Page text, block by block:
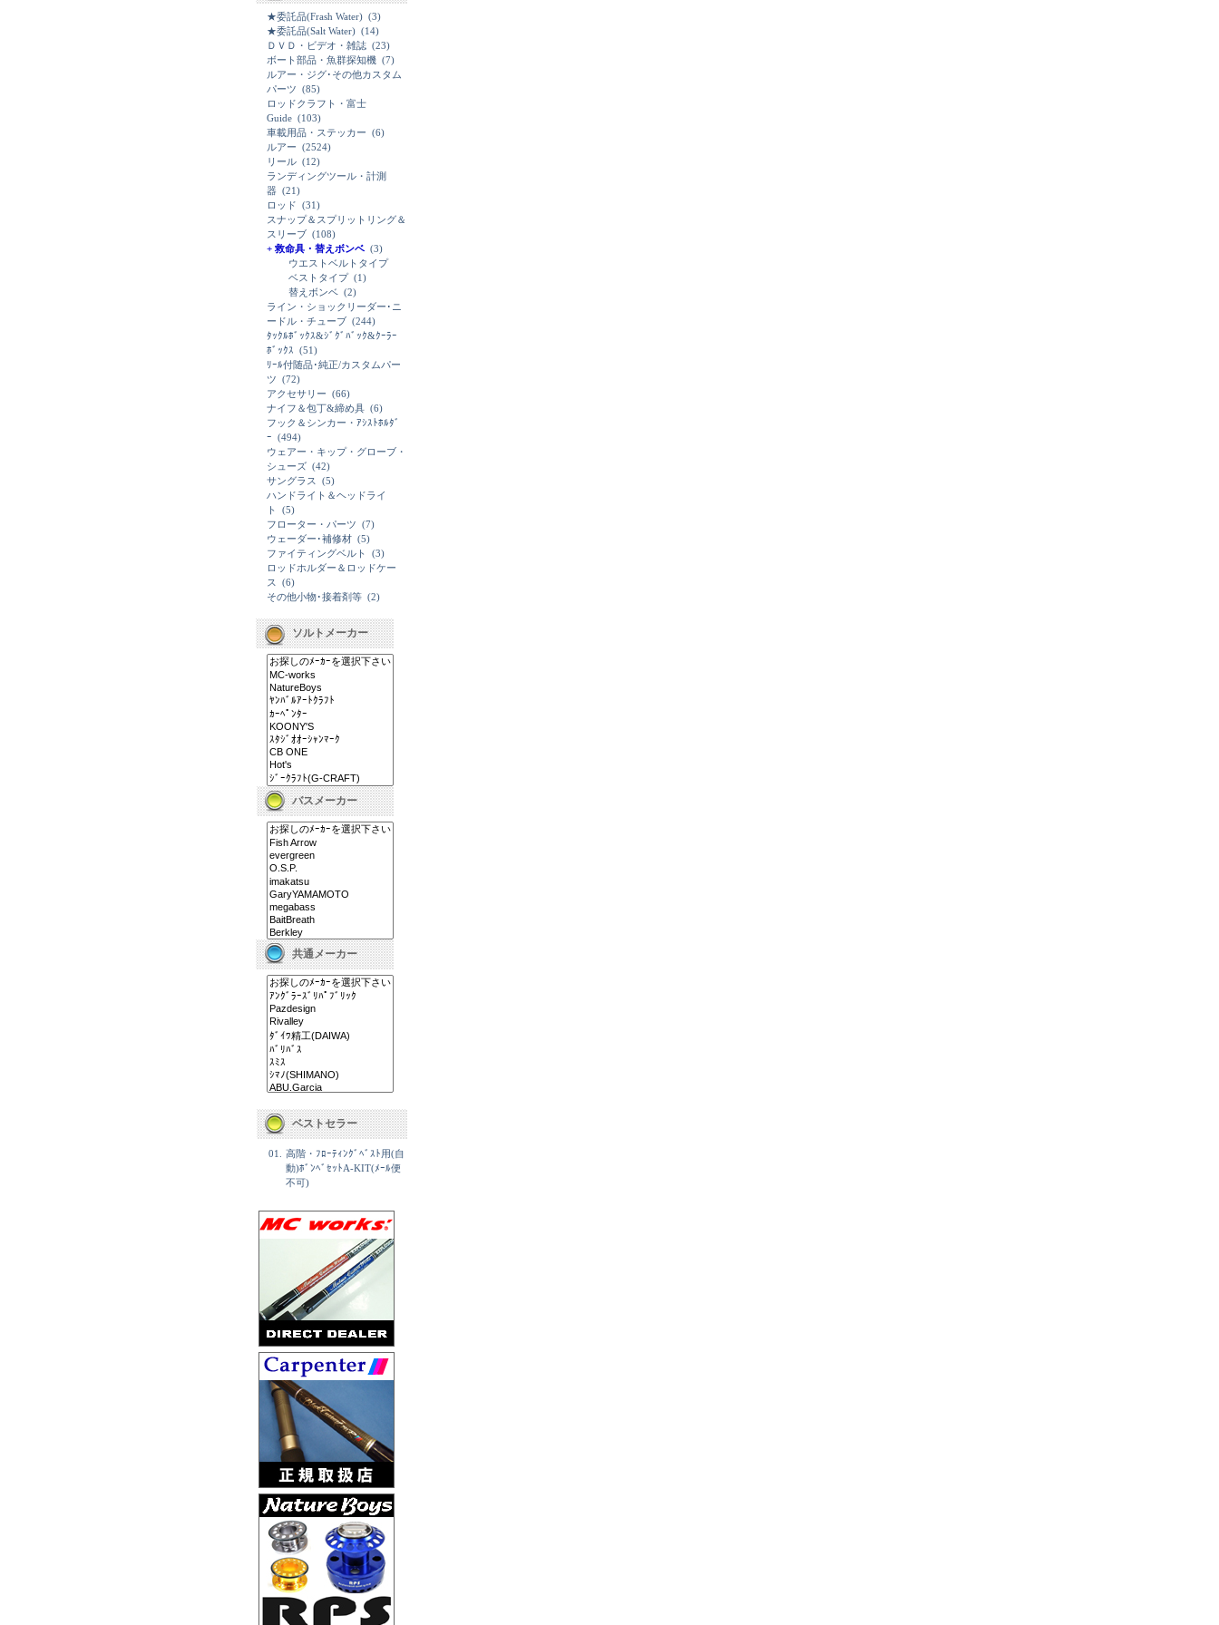
★委託品(Frash Water) (3)
★委託品(Salt Water) (14)
ＤＶＤ・ビデオ・雑誌 (23)
ボート部品・魚群探知機 (7)
ルアー・ジグ･その他カスタム
パーツ (85)
ロッドクラフト・富士
Guide (103)
車載用品・ステッカー (6)
ルアー (2524)
リール (12)
ランディングツール・計測
器 (21)
ロッド (31)
スナップ＆スプリットリング＆
スリーブ (108)
+ 救命具・替えボンベ (3)
ウエストベルトタイプ
ベストタイプ(1)
替えボンベ (2)
ライン・ショックリーダー･ニ
ードル・チューブ (244)
ﾀｯｸﾙﾎﾞｯｸｽ&ｼﾞｸﾞﾊﾞｯｸ&ｸｰﾗｰ
ﾎﾞｯｸｽ (51)
ﾘｰﾙ付随品･純正/カスタムパー
ツ (72)
アクセサリー (66)
ナイフ＆包丁&締め具 (6)
フック＆シンカー・ｱｼｽﾄﾎﾙﾀﾞ
ｰ (494)
ウェアー・キップ・グローブ・
シューズ (42)
サングラス
(5)
ハンドライト＆ヘッドライ
ト
(5)
フローター・パーツ (7)
ウェーダー･補修材 (5)
ファイティングベルト
(3)
ロッドホルダー＆ロッドケー
ス
(6)
その他小物･接着剤等 (2)
ソルトメーカー
バスメーカー
共通メーカー
ベストセラー
01.
高階・ﾌﾛｰﾃｨﾝｸﾞﾍﾞｽﾄ用(自
動)ﾎﾞﾝﾍﾞｾｯﾄA-KIT(ﾒｰﾙ便
不可)